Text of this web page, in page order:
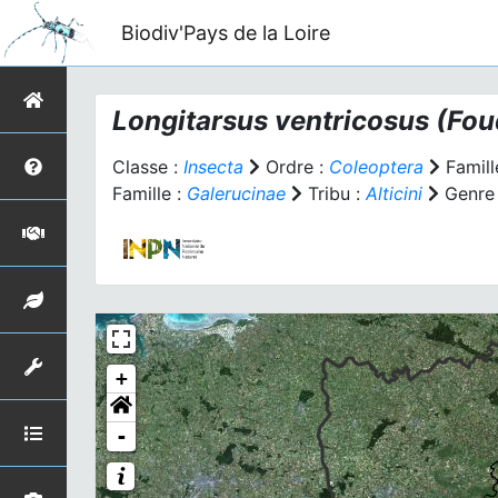
Biodiv'Pays de la Loire
Longitarsus ventricosus
Classe : Insecta Ordre : Coleoptera
Famille : Galerucinae Tribu :Alticini
+
-